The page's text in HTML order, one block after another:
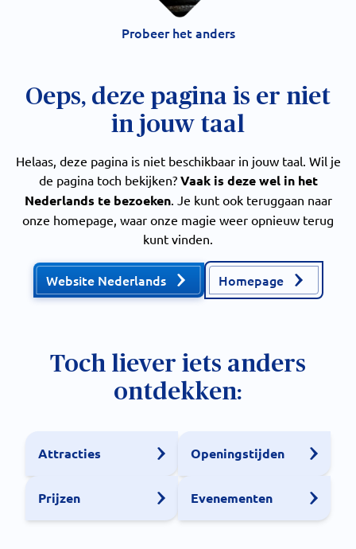
Probeer het anders
Oeps, deze pagina is er niet
in jouw taal
Helaas, deze pagina is niet beschikbaar in jouw taal. Wil je
de pagina toch bekijken? Vaak is deze wel in het
Nederlands te bezoeken. Je kunt ook teruggaan naar
onze homepage, waar onze magie weer opnieuw terug
kunt vinden.
Website Nederlands Homepage
Toch liever iets anders
ontdekken:
Attracties Openingstijden
Prijzen Evenementen